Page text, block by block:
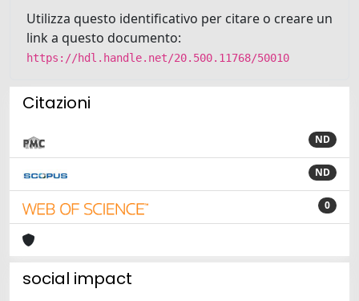
Utilizza questo identificativo per citare o creare un
link a questo documento:
https://hdl.handle.net/20.500.11768/50010
Citazioni
ND
ND
0
social impact